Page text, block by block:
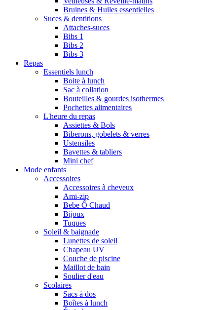
Bruines & Huiles essentielles
Suces & dentitions
Attaches-suces
Bibs 1
Bibs 2
Bibs 3
Repas
Essentiels lunch
Boite à lunch
Sac à collation
Bouteilles & gourdes isothermes
Pochettes alimentaires
L'heure du repas
Assiettes & Bols
Biberons, gobelets & verres
Ustensiles
Bavettes & tabliers
Mini chef
Mode enfants
Accessoires
Accessoires à cheveux
Ami-zip
Bebe Ô Chaud
Bijoux
Tuques
Soleil & baignade
Lunettes de soleil
Chapeau UV
Couche de piscine
Maillot de bain
Soulier d'eau
Scolaires
Sacs à dos
Boîtes à lunch